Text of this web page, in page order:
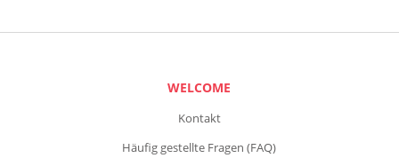
WELCOME
Kontakt
Häufig gestellte Fragen (FAQ)